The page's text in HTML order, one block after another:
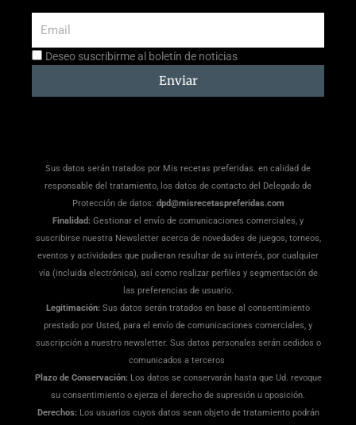
Aceptación
Deseo suscribirme al boletín de noticias
Enviar
Sus datos serán tratados por Mis recetas preferidas. en calidad de
responsable del tratamiento, los datos de contacto del Delegado de
Protección de datos: dpd@misrecetaspreferidas.com
Finalidad: Gestionar el envío de comunicaciones comerciales, y
suscribirse nuestra Newsletter acerca de novedades de juegos, torneos,
eventos y actividades que pudieran resultar de su interés, por cualquier
vía (incluida electrónica), así como realizar perfiles y segmentación de
las preferencias de usuario.
Legitimación: Sus datos serán tratados en base al consentimiento
prestado por Usted, para el envío de comunicaciones comerciales, y
suscripción a nuestro newsletter. Sus datos personales serán cedidos o
comunicados a terceros
Plazo de Conservación: Los datos se conservarán hasta que Ud. revoque
su consentimiento o ejerza el derecho de supresión u oposición.
Derechos: Los usuarios cuyos datos sean objeto de tratamiento podrán